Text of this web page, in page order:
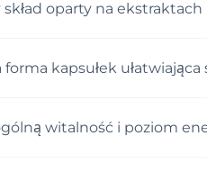
oparty na
kapsułek
witalność i poziom